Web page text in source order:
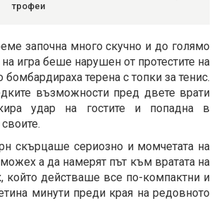
трофеи
започна много скучно и до голямо
игра беше нарушен от протестите на
бомбардираха терена с топки за тенис.
възможности пред двете врати
удар на гостите и попадна в
скърцаше сериозно и момчетата на
а да намерят път към вратата на
който действаше все по-компактни и
минути преди края на редовното